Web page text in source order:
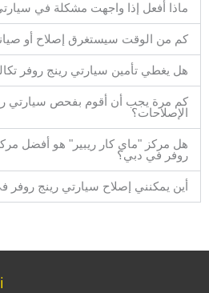
ماذا أفعل إذا واجهت مشكلة في
كم من الوقت سيستغرق إصلاح أو
هل يغطي تأمين سيارتي رينج روفر
كم مرة يجب أن أقوم بفحص سيارتي
الإصلاحات؟
هل مركز "ماي كار ريبير" هو أفضل
روفر في دبي؟
أين يمكنني إصلاح سيارتي رينج روفر